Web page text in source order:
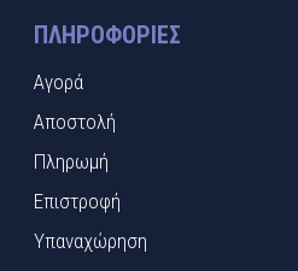
ΠΛΗΡΟΦΟΡΊΕΣ
Αγορά
Αποστολή
Πληρωμή
Επιστροφή
Υπαναχώρηση